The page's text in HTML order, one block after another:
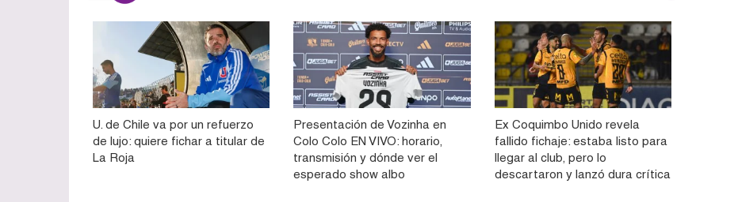
U. de Chile va por un refuerzo
de lujo: quiere fichar a titular de
La Roja
Presentación de Vozinha en
Colo Colo EN VIVO: horario,
transmisión y dónde ver el
esperado show albo
Ex Coquimbo Unido revela
fallido fichaje: estaba listo para
llegar al club, pero lo
descartaron y lanzó dura crítica